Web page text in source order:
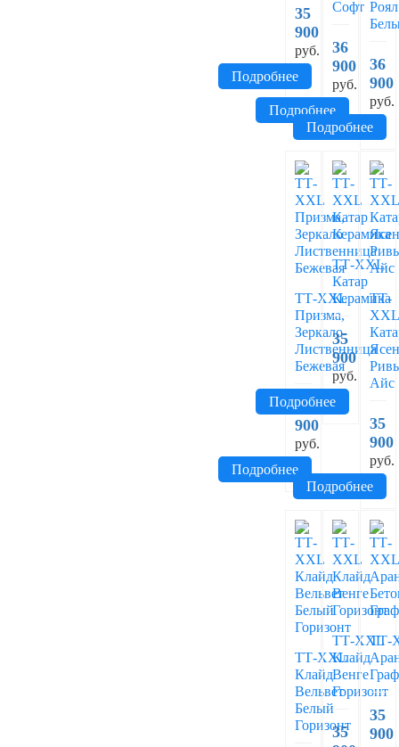
35
900
руб.
Подробнее
Софт
36
900
руб.
Подробнее
36
900
руб.
Подробнее
ТТ-XXL
Призма,
Зеркало
Лиственница
Бежевая
36
900
руб.
Подробнее
ТТ-XXL
Катар
Керамика
35
900
руб.
Подробнее
ТТ-
XXL
Айс
35
900
руб.
Подробнее
ТТ-XXL
Клайд
Вельвет
Белый
Горизонт
ТТ-XXL
Клайд
Венге
Горизонт
35
ТТ-
35
900